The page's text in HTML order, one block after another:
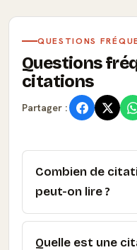
QUESTIONS
Questions
citations
Partager :
Combien de
peut-on lire ?
Quelle est une